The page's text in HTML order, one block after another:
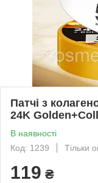
Патчі з
24K
В наявності
Код: 1239
Тільки
119 ₴